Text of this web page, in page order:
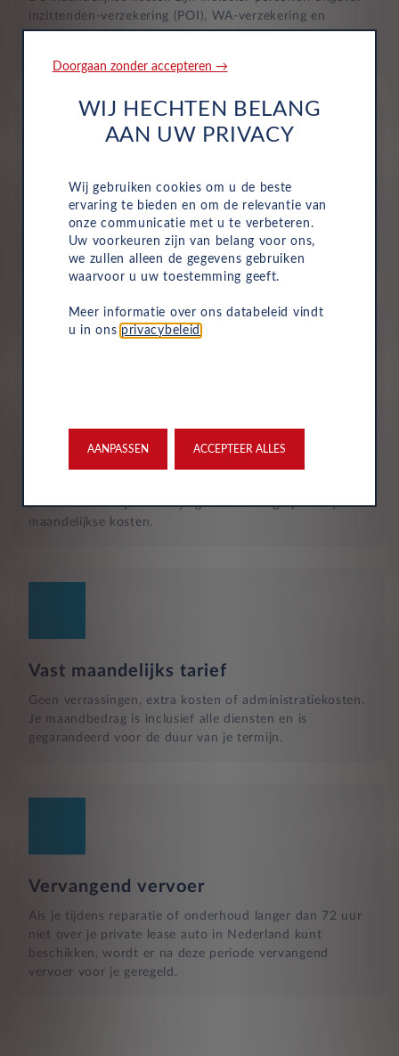
inzittenden-verzekering (POI), WA-verzekering en
uitgebreide dekking, zodat je volledig beschermd bent in
Aflevering bij jou in de buurt
nieuwe auto bij jou in de buurt ophalen.
Naast het reguliere onderhoud, zijn kleine reparaties aan
glas of vervangende banden ook inbegrepen in je
problemen met je auto zijn gewoon inbegrepen in je
maandelijkse kosten.
Vast maandelijks tarief
Geen verrassingen, extra kosten of administratiekosten.
Je maandbedrag is inclusief alle diensten en is
gegarandeerd voor de duur van je termijn.
Vervangend vervoer
Als je tijdens reparatie of onderhoud langer dan 72 uur
niet over je private lease auto in Nederland kunt
beschikken, wordt er na deze periode vervangend
vervoer voor je geregeld.
Doorgaan zonder accepteren →
WIJ HECHTEN BELANG
AAN UW PRIVACY
Wij gebruiken cookies om u de beste
ervaring te bieden en om de relevantie van
onze communicatie met u te verbeteren.
Uw voorkeuren zijn van belang voor ons,
we zullen alleen de gegevens gebruiken
waarvoor u uw toestemming geeft.
Meer informatie over ons databeleid vindt
u in ons privacybeleid
AANPASSEN ACCEPTEER ALLES